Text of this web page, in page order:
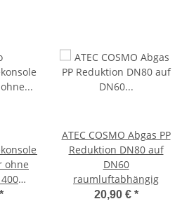
ohne
*
ATEC COSMO Abgas PP
Reduktion DN80 auf
DN60
raumluftabhängig
20,90 € *